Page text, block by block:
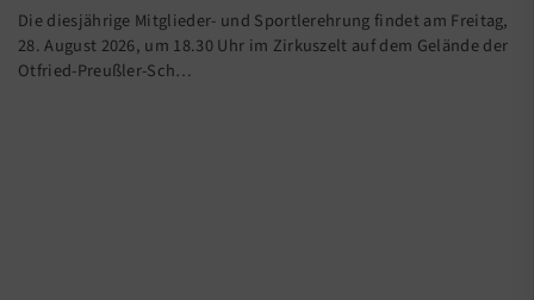
Die diesjährige Mitglieder- und Sportlerehrung findet am Freitag,
28. August 2026, um 18.30 Uhr im Zirkuszelt auf dem Gelände der
Otfried-Preußler-Sch…